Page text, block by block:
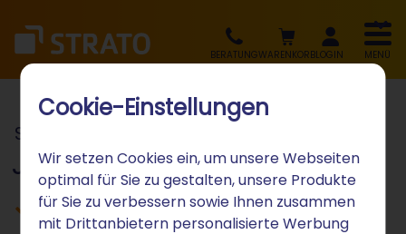
Cookie-Einstellungen
Wir setzen Cookies ein, um unsere Webseiten
optimal für Sie zu gestalten, unsere Produkte
für Sie zu verbessern sowie Ihnen zusammen
mit Drittanbietern personalisierte Werbung
BERATUNGWARENKORBLOGIN MENÜ
STRATO Social Media Experte
Jan Firsching
Infos zum Autoren